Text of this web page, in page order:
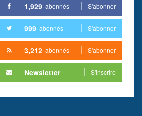
1,929 abonnés S'abonner
999 abonnés S'abonner
3,212 abonnés S'abonner
Newsletter S'inscrire